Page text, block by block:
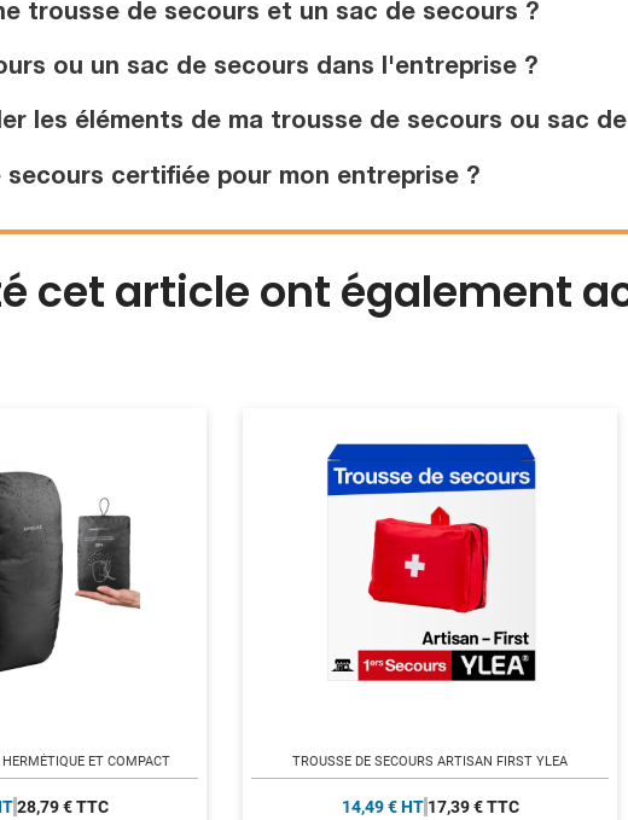
trousse de secours et un sac de secours ?
ou un sac de secours dans l'entreprise ?
les éléments de ma trousse de secours ou sac
certifiée pour mon entreprise ?
cet article ont également
ET COMPACT
28,79 € TTC
TROUSSE DE SECOURS ARTISAN FIRST YLEA
14,49 € HT 17,39 € TTC